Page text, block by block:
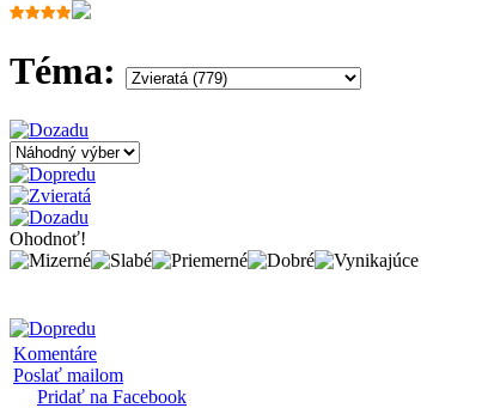
Téma:
Ohodnoť!
Komentáre
Poslať mailom
Pridať na Facebook